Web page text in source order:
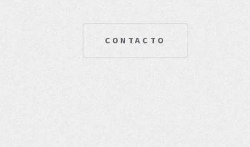
CONTACTO